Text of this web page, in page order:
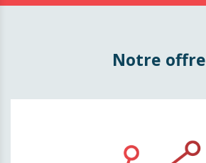
Notre offre